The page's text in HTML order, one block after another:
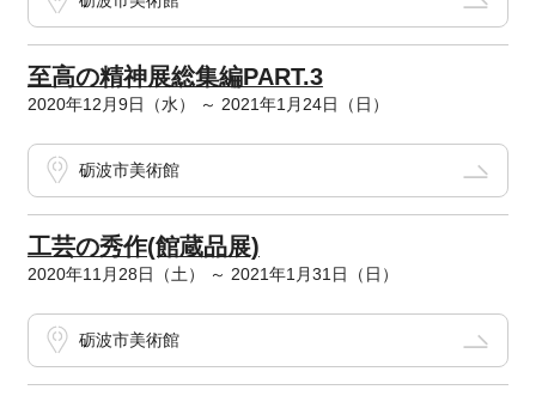
至高の精神展総集編PART.3
2020年12月9日（水） ～ 2021年1月24日（日）
砺波市美術館
工芸の秀作(館蔵品展)
2020年11月28日（土） ～ 2021年1月31日（日）
砺波市美術館